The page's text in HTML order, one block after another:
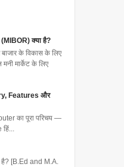
क्या है?
के विकास के लिए
मार्केट के लिए
Features और
का पूरा परिचय —
है? [B.Ed and M.A.